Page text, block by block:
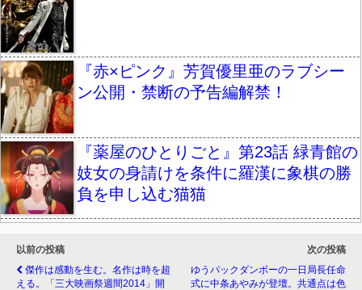
『赤×ピンク』芳賀優里亜のラブシー
ン公開・禁断の予告編解禁！
『薬屋のひとりごと』第23話 緑青館の
妓女の身請けを条件に羅漢に象棋の勝
負を申し込む猫猫
以前の投稿
傑作は感動を生む。名作は時を超
える。「三大映画祭週間2014」開
次の投稿
ゆうパックダンボーの一日局長任命
式に中条あやみが登壇。共通点は色